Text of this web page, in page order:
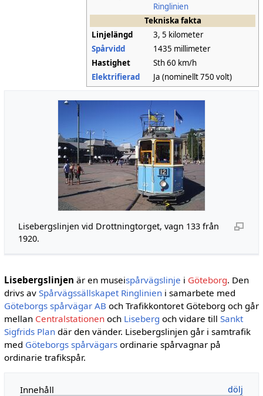
Ringlinien
Tekniska fakta
Linjelängd
3, 5 kilometer
Spårvidd
1435 millimeter
Hastighet
Sth 60 km/h
Elektrifierad
Ja (nominellt 750 volt)
Lisebergslinjen vid Drottningtorget, vagn 133 från
1920.
Lisebergslinjen är en museispårvägslinje i Göteborg. Den
drivs av Spårvägssällskapet Ringlinieni samarbete med
Göteborgs spårvägar AB och Trafikkontoret Göteborg och går
mellan Centralstationenoch Liseberg och vidare till Sankt
Sigfrids Plandär den vänder. Lisebergslinjen går i samtrafik
med Göteborgs spårvägarsordinarie spårvagnar på
ordinarie trafikspår.
Innehåll